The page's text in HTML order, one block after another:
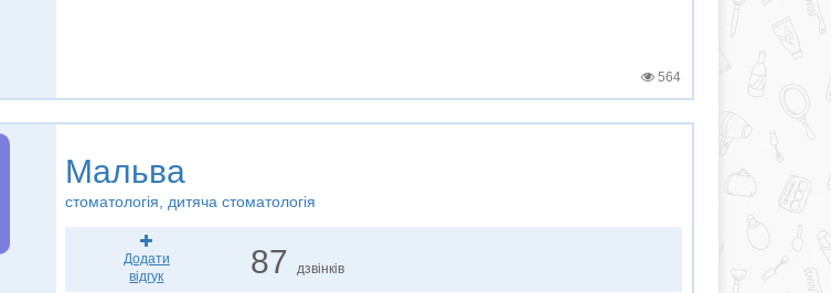
564
Мальва
стоматологія, дитяча стоматологія
Додати
відгук
87 дзвінків